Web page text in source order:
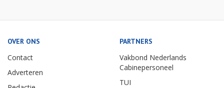
OVER ONS
Contact
Adverteren
PARTNERS
Vakbond Nederlands
Cabinepersoneel
TUI